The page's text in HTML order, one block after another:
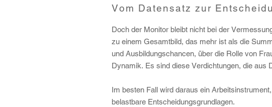
Vom Datensatz zur
Doch der Monitor bleibt nicht bei der
zu einem Gesamtbild, das mehr ist als die
und Ausbildungschancen, über die Rolle von
Dynamik. Es sind diese Verdichtungen, die aus
Im besten Fall wird daraus ein
belastbare Entscheidungsgrundlagen.